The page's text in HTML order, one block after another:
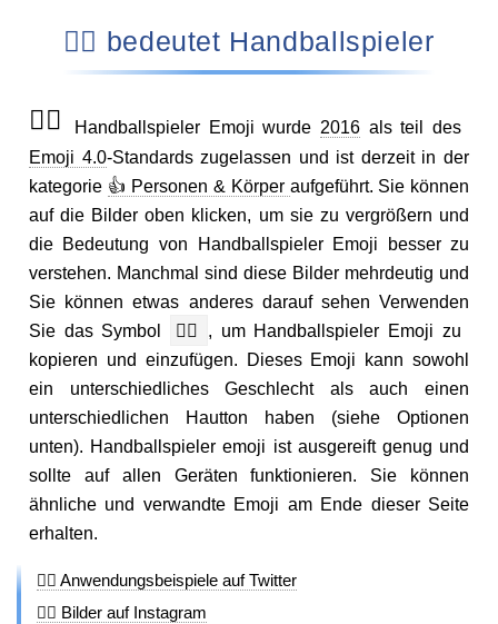
🤾‍♂️ bedeutet Handballspieler
🤾‍♂️ Handballspieler Emoji wurde 2016 als teil des
Emoji 4.0-Standards zugelassen und ist derzeit in der
kategorie 👍 Personen & Körper aufgeführt. Sie können
auf die Bilder oben klicken, um sie zu vergrößern und
die Bedeutung von Handballspieler Emoji besser zu
verstehen. Manchmal sind diese Bilder mehrdeutig und
Sie können etwas anderes darauf sehen Verwenden
Sie das Symbol
🤾‍♂️
, um Handballspieler Emoji zu
kopieren und einzufügen. Dieses Emoji kann sowohl
ein unterschiedliches Geschlecht als auch einen
unterschiedlichen Hautton haben (siehe Optionen
unten). Handballspieler emoji ist ausgereift genug und
sollte auf allen Geräten funktionieren. Sie können
ähnliche und verwandte Emoji am Ende dieser Seite
erhalten.
🤾‍♂️ Anwendungsbeispiele auf Twitter
🤾‍♂️ Bilder auf Instagram